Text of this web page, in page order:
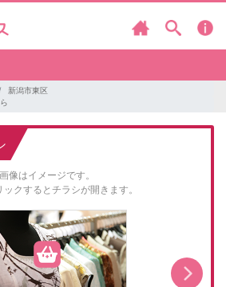
新潟市東区
画像はイメージです。
クするとチラシが開きます。